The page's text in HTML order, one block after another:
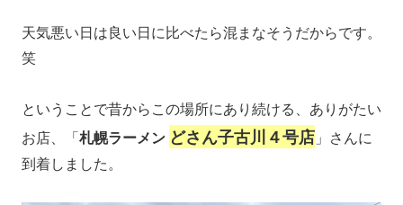
天気悪い日は良い日に比べたら混まなそうだからです。
笑
ということで昔からこの場所にあり続ける、ありがたい
お店、「札幌ラーメン どさん子古川４号店 」さんに
到着しました。